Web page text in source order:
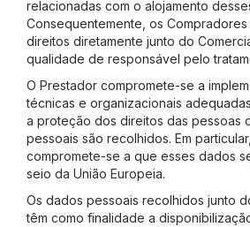
relacionadas com o alojamento
Consequentemente, os
direitos diretamente junto do
qualidade de responsável pelo
O Prestador compromete-se a
técnicas e organizacionais
a proteção dos direitos das pessoas
pessoais são recolhidos. Em
compromete-se a que esses dados
seio da União Europeia.
Os dados pessoais recolhidos junto
têm como finalidade a